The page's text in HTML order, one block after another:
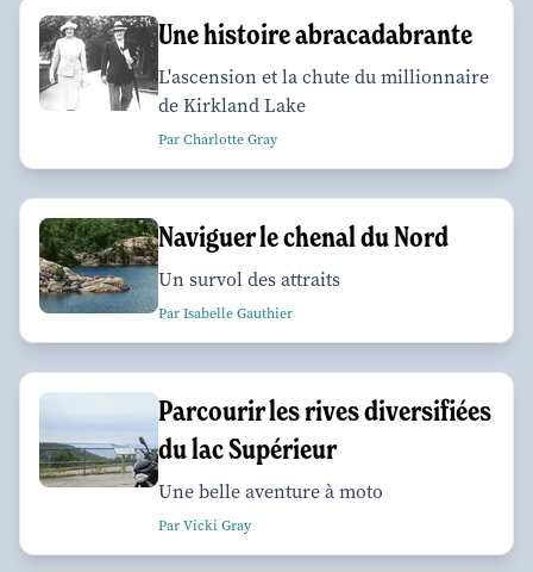
Une histoire abracadabrante
L'ascension et la chute du millionnaire
de Kirkland Lake
Par Charlotte Gray
Naviguer le chenal du Nord
Un survol des attraits
Par Isabelle Gauthier
Parcourir les rives diversifiées
du lac Supérieur
Une belle aventure à moto
Par Vicki Gray